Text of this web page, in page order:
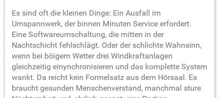
Es sind oft die kleinen Dinge: Ein Ausfall im
Umspannwerk, der binnen Minuten Service erfordert.
Eine Softwareumschaltung, die mitten in der
Nachtschicht fehlschlägt. Oder der schlichte Wahnsinn,
wenn bei böigem Wetter drei Windkraftanlagen
gleichzeitig einynchronisieren und das komplette System
wankt. Da reicht kein Formelsatz aus dem Hörsaal. Es
braucht gesunden Menschenverstand, manchmal sture